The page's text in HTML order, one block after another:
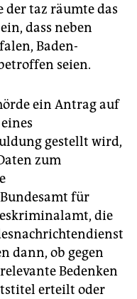
taz räumte das
dass neben
Baden-
seien.
ein Antrag auf
gestellt wird,
zum
für
die
dann, ob gegen
Bedenken
erteilt oder